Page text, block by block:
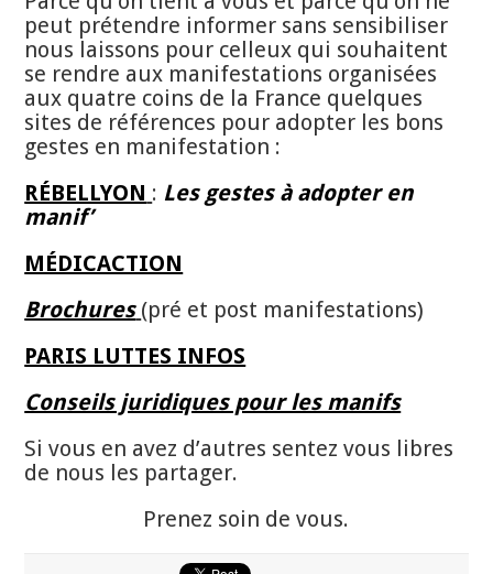
peut prétendre informer sans sensibiliser
nous laissons pour celleux qui souhaitent
se rendre aux manifestations organisées
aux quatre coins de la France quelques
sites de références pour adopter les bons
gestes en manifestation :
RÉBELLYON : Les gestes à adopter en
manif’
MÉDICACTION
Brochures (pré et post manifestations)
PARIS LUTTES INFOS
Conseils juridiques pour les manifs
Si vous en avez d’autres sentez vous libres
de nous les partager.
Prenez soin de vous.